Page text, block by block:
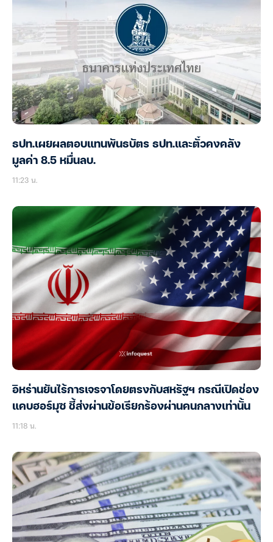
ธปท.เผยผลตอบแทนพันธบัตร ธปท.และตั๋วคงคลัง
มูลค่า 8.5 หมื่นลบ.
11:23 น.
อิหร่านยันไร้การเจรจาโดยตรงกับสหรัฐฯ กรณีเปิดช่อง
แคบฮอร์มุซ ชี้ส่งผ่านข้อเรียกร้องผ่านคนกลางเท่านั้น
11:18 น.